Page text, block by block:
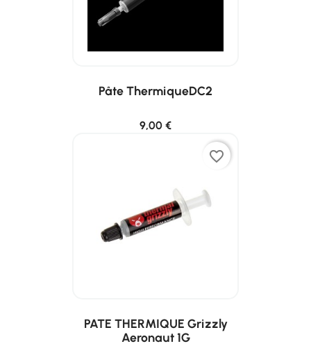
Pâte ThermiqueDC2
9,00 €
favorite_border
PATE THERMIQUE Grizzly
Aeronaut 1G